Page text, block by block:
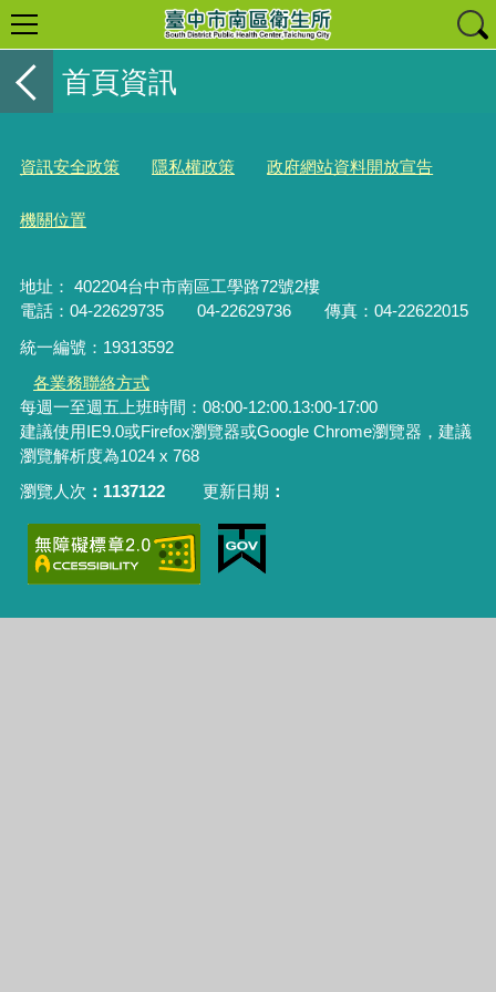
首頁資訊
資訊安全政策 隱私權政策 政府網站資料開放宣告
機關位置
地址： 402204台中市南區工學路72號2樓
電話：04-22629735 04-22629736 傳真：04-22622015
統一編號：19313592
各業務聯絡方式
每週一至週五上班時間：08:00-12:00.13:00-17:00
建議使用IE9.0或Firefox瀏覽器或Google Chrome瀏覽器，建議
瀏覽解析度為1024 x 768
瀏覽人次
1137122 更新日期